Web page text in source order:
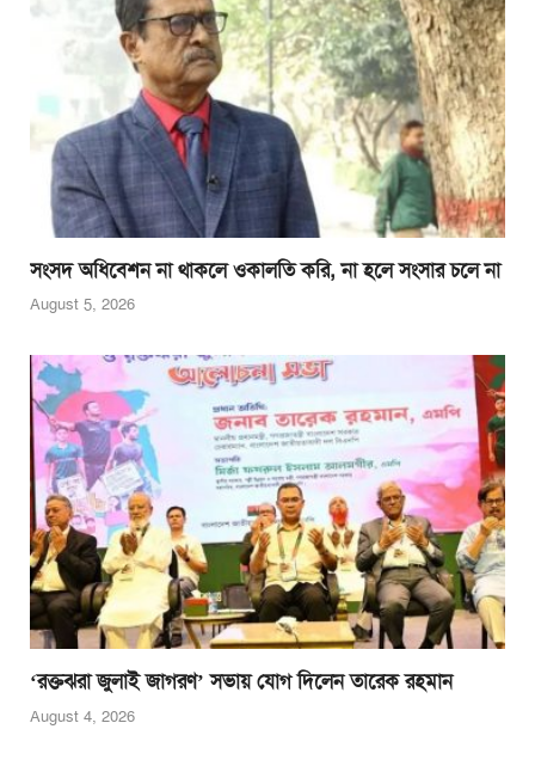
সংসদ অধিবেশন না থাকলে ওকালতি করি, না হলে সংসার চলে না
August 5, 2026
‘রক্তঝরা জুলাই জাগরণ’ সভায় যোগ দিলেন তারেক রহমান
August 4, 2026